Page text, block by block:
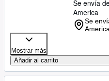
Se envía
America
Se
America
Mostrar más
Añadir al carrito